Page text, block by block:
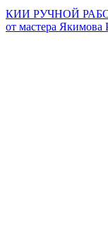
КИИ РУЧНОЙ
от мастера Якимова